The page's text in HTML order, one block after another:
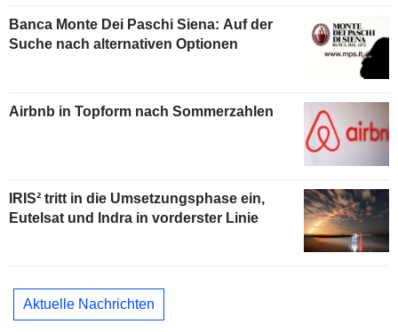
Banca Monte Dei Paschi Siena: Auf der
Suche nach alternativen Optionen
Airbnb in Topform nach Sommerzahlen
IRIS² tritt in die Umsetzungsphase ein,
Eutelsat und Indra in vorderster Linie
Aktuelle Nachrichten